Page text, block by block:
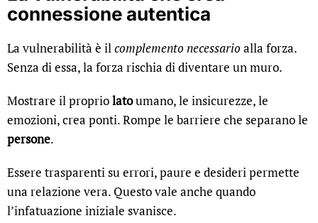
connessione autentica
La vulnerabilità è ilcomplemento necessario alla forza.
Senza di essa, la forza rischia di diventare un muro.
Mostrare il propriolatoumano, le insicurezze, le
emozioni, crea ponti. Rompe le barriere che separano le
persone.
Essere trasparenti su errori, paure e desideri permette
una relazione vera. Questo vale anche quando
l’infatuazione iniziale svanisce.